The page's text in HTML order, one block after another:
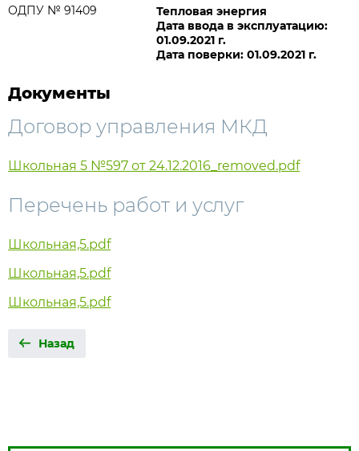
ОДПУ № 91409
Тепловая энергия
Дата ввода в эксплуатацию:
01.09.2021 г.
Дата поверки: 01.09.2021 г.
Документы
Договор управления МКД
Школьная 5 №597 от 24.12.2016_removed.pdf
Перечень работ и услуг
Школьная,5.pdf
Школьная,5.pdf
Школьная,5.pdf
Назад